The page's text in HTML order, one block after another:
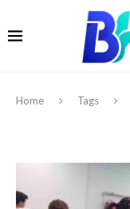
Home Tags